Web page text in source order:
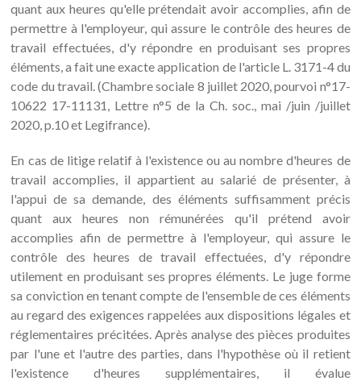
quant aux heures qu'elle prétendait avoir accomplies, afin de
permettre à l'employeur, qui assure le contrôle des heures de
travail effectuées, d'y répondre en produisant ses propres
éléments, a fait une exacte application de l'article L. 3171-4 du
code du travail. (Chambre sociale 8 juillet 2020, pourvoi n°17-
10622 17-11131, Lettre n°5 de la Ch. soc., mai /juin /juillet
2020, p.10 et Legifrance).
En cas de litige relatif à l'existence ou au nombre d'heures de
travail accomplies, il appartient au salarié de présenter, à
l'appui de sa demande, des éléments suffisamment précis
quant aux heures non rémunérées qu'il prétend avoir
accomplies afin de permettre à l'employeur, qui assure le
contrôle des heures de travail effectuées, d'y répondre
utilement en produisant ses propres éléments. Le juge forme
sa conviction en tenant compte de l'ensemble de ces éléments
au regard des exigences rappelées aux dispositions légales et
réglementaires précitées. Après analyse des pièces produites
par l'une et l'autre des parties, dans l'hypothèse où il retient
l'existence d'heures supplémentaires, il évalue